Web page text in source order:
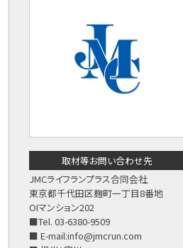
取材等お問い合わせ先
JMCライフランプラス合同会社
東京都千代田区麹町一丁目8番地
OIマンション202
■Tel. 03-6380-9509
■ E-mail:info@jmcrun.com